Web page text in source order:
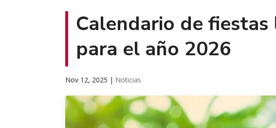
Calendario de
para el año 2026
Nov 12, 2025 | Noticias